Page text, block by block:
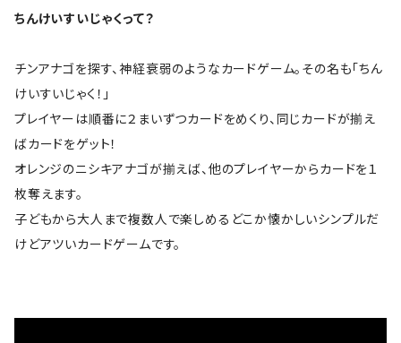
ちんけいすいじゃくって？
チンアナゴを探す、神経衰弱のようなカードゲーム。その名も「ちん
けいすいじゃく！」
プレイヤーは順番に２まいずつカードをめくり、同じカードが揃え
ばカードをゲット！
オレンジのニシキアナゴが揃えば、他のプレイヤーからカードを１
枚奪えます。
子どもから大人まで複数人で楽しめるどこか懐かしいシンプルだ
けどアツいカードゲームです。